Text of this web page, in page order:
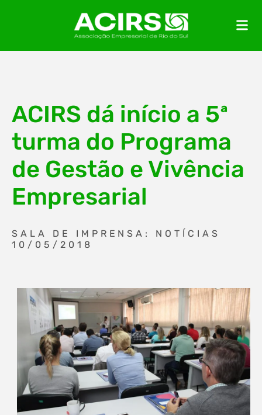
ACIRS dá início a 5ª
turma do Programa
de Gestão e Vivência
Empresarial
SALA DE IMPRENSA: NOTÍCIAS
10/05/2018